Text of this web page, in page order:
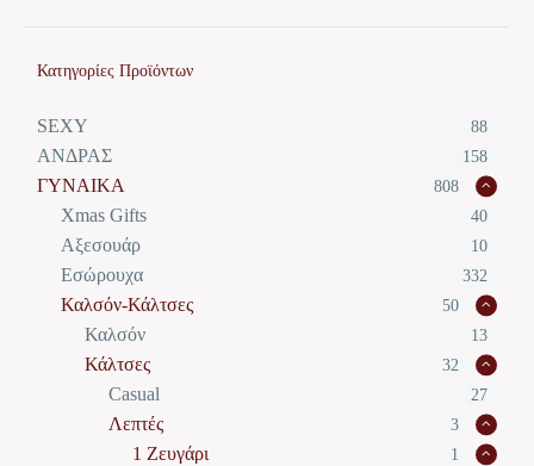
Κατηγορίες Προϊόντων
SEXY 88
ΑΝΔΡΑΣ 158
ΓΥΝΑΙΚΑ 808
Xmas Gifts 40
Αξεσουάρ 10
Εσώρουχα 332
Καλσόν-Κάλτσες 50
Καλσόν 13
Κάλτσες 32
Casual 27
Λεπτές 3
1 Ζευγάρι 1